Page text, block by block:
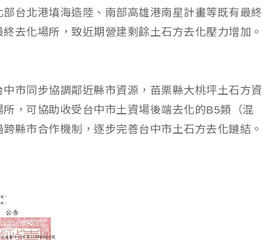
台北港填海造陸、南部高雄港南星計畫等既有最終
去化場所，致近期營建剩餘土石方去化壓力增加。
市同步協調鄰近縣市資源，苗栗縣大桃坪土石方資
，可協助收受台中市土資場後端去化的B5類（混
縣市合作機制，逐步完善台中市土石方去化鏈結。